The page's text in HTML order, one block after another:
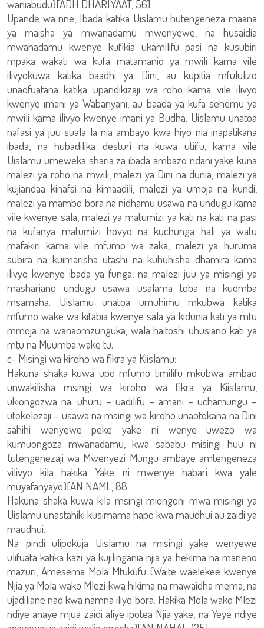
waniabudu}[ADH DHARIYAAT, 56].
Upande wa nne, Ibada katika Uislamu hutengeneza maana
ya maisha ya mwanadamu mwenyewe, na husaidia
mwanadamu kwenye kufikia ukamilifu pasi na kusubiri
mpaka wakati wa kufa matamanio ya mwili kama vile
ilivyokuwa katika baadhi ya Dini, au kupitia mfululizo
unaofuatana katika upandikizaji wa roho kama vile ilivyo
kwenye imani ya Wabanyani, au baada ya kufa sehemu ya
mwili kama ilivyo kwenye imani ya Budha. Uislamu unatoa
nafasi ya juu suala la nia ambayo kwa hiyo nia inapatikana
ibada, na hubadilika desturi na kuwa utiifu, kama vile
Uislamu umeweka sharia za ibada ambazo ndani yake kuna
malezi ya roho na mwili, malezi ya Dini na dunia, malezi ya
kujiandaa kinafsi na kimaadili, malezi ya umoja na kundi,
malezi ya mambo bora na nidhamu usawa na undugu kama
vile kwenye sala, malezi ya matumizi ya kati na kati na pasi
na kufanya matumizi hovyo na kuchunga hali ya watu
mafakiri kama vile mfumo wa zaka, malezi ya huruma
subira na kuimarisha utashi na kuhuhisha dhamira kama
ilivyo kwenye ibada ya funga, na malezi juu ya misingi ya
mashariano undugu usawa usalama toba na kuomba
msamaha. Uislamu unatoa umuhimu mkubwa katika
mfumo wake wa kitabia kwenye sala ya kidunia kati ya mtu
mmoja na wanaomzunguka, wala haitoshi uhusiano kati ya
mtu na Muumba wake tu.
c- Misingi wa kiroho wa fikra ya Kiislamu:
Hakuna shaka kuwa upo mfumo timilifu mkubwa ambao
unwakilisha msingi wa kiroho wa fikra ya Kiislamu,
ukiongozwa na: uhuru – uadilifu – amani – uchamungu –
utekelezaji – usawa na msingi wa kiroho unaotokana na Dini
sahihi wenyewe peke yake ni wenye uwezo wa
kumuongoza mwanadamu, kwa sababu misingi huu ni
{utengenezaji wa Mwenyezi Mungu ambaye amtengeneza
vilivyo kila hakika Yake ni mwenye habari kwa yale
muyafanyayo}[AN NAML, 88.
Hakuna shaka kuwa kila msingi miongoni mwa misingi ya
Uislamu unastahiki kusimama hapo kwa maudhui au zaidi ya
maudhui.
Na pindi ulipokuja Uislamu na misingi yake wenyewe
ulifuata katika kazi ya kujilingania njia ya hekima na maneno
mazuri, Amesema Mola Mtukufu {Waite waelekee kwenye
Njia ya Mola wako Mlezi kwa hikima na mawaidha mema, na
ujadiliane nao kwa namna iliyo bora. Hakika Mola wako Mlezi
ndiye anaye mjua zaidi aliye ipotea Njia yake, na Yeye ndiye